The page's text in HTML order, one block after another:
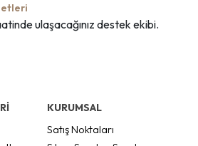
ulaşacağınız destek ekibi.
KURUMSAL
Satış Noktaları